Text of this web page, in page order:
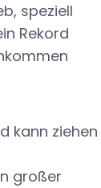
speziell
Rekord
kann ziehen
großer